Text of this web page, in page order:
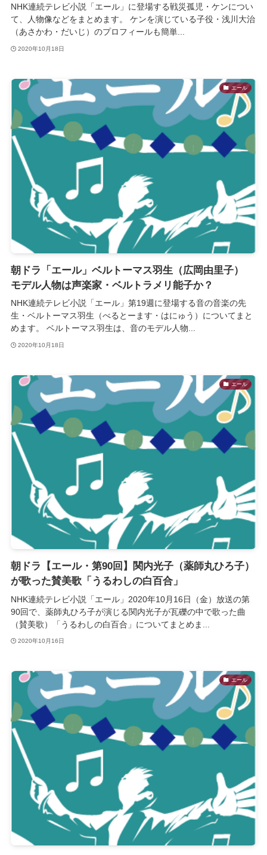
NHK連続テレビ小説「エール」に登場する戦災孤児・ケンについ
て、人物像などをまとめます。 ケンを演じている子役・浅川大治
（あさかわ・だいじ）のプロフィールも簡単...
2020年10月18日
エール
朝ドラ「エール」ベルトーマス羽生（広岡由里子）
モデル人物は声楽家・ベルトラメリ能子か？
NHK連続テレビ小説「エール」第19週に登場する音の音楽の先
生・ベルトーマス羽生（べるとーます・はにゅう）についてまと
めます。 ベルトーマス羽生は、音のモデル人物...
2020年10月18日
エール
朝ドラ【エール・第90回】関内光子（薬師丸ひろ子）
が歌った賛美歌「うるわしの白百合」
NHK連続テレビ小説「エール」2020年10月16日（金）放送の第
90回で、薬師丸ひろ子が演じる関内光子が瓦礫の中で歌った曲
（賛美歌）「うるわしの白百合」についてまとめま...
2020年10月16日
エール